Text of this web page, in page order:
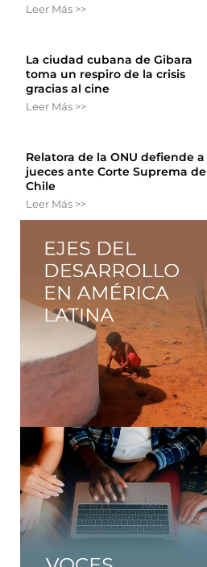
Leer Más >>
La ciudad cubana de Gibara
toma un respiro de la crisis
gracias al cine
Leer Más >>
Relatora de la ONU defiende a
jueces ante Corte Suprema de
Chile
Leer Más >>